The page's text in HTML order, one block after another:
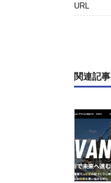
URL
関連記事